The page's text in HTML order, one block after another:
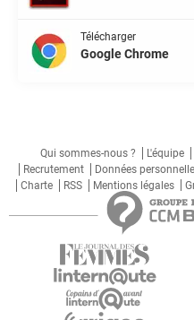
Télécharger
Google Chrome
Qui sommes-nous ? L'équipe
Recrutement
Données
Charte
RSS Mentions légales